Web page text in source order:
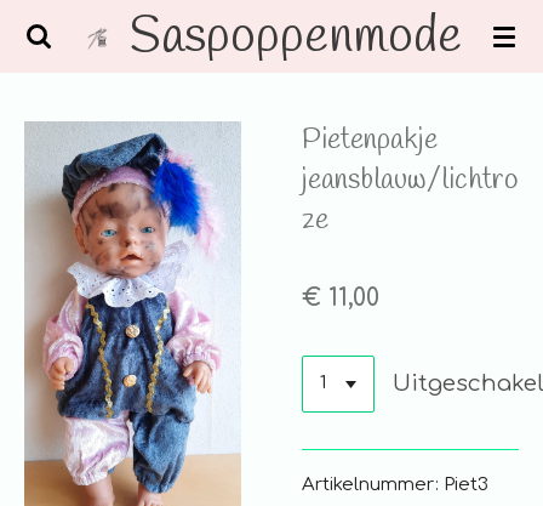
Ga
de
hoofdinhoud
Saspoppenmode
Pietenpakje
jeansblauw/lichtro
ze
€ 11,00
Artikelnummer: Piet3